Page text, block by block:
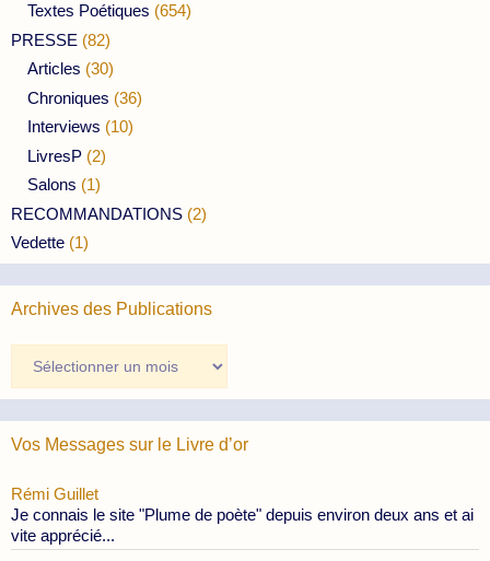
Textes Poétiques (654)
PRESSE (82)
Articles (30)
Chroniques (36)
Interviews (10)
LivresP (2)
Salons (1)
RECOMMANDATIONS (2)
Vedette (1)
Archives des Publications
des
Publications
Vos Messages sur le Livre d’or
Rémi Guillet
Je connais le site "Plume de poète" depuis environ deux ans et ai
vite apprécié...